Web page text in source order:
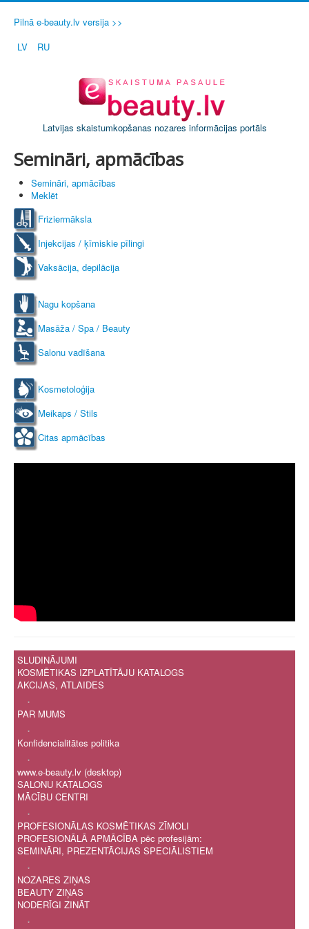
Pilnā e-beauty.lv versija >>
LV
RU
Latvijas skaistumkopšanas nozares informācijas portāls
Semināri, apmācības
Semināri, apmācības
Meklēt
Friziermāksla
Injekcijas / ķīmiskie pīlingi
Vaksācija, depilācija
Nagu kopšana
Masāža / Spa / Beauty
Salonu vadīšana
Kosmetoloģija
Meikaps / Stils
Citas apmācības
SLUDINĀJUMI
KOSMĒTIKAS IZPLATĪTĀJU KATALOGS
AKCIJAS, ATLAIDES
.
PAR MUMS
.
Konfidencialitātes politika
.
www.e-beauty.lv (desktop)
SALONU KATALOGS
MĀCĪBU CENTRI
.
PROFESIONĀLAS KOSMĒTIKAS ZĪMOLI
PROFESIONĀLĀ APMĀCĪBA pēc profesijām:
SEMINĀRI, PREZENTĀCIJAS SPECIĀLISTIEM
.
NOZARES ZIŅAS
BEAUTY ZIŅAS
NODERĪGI ZINĀT
.